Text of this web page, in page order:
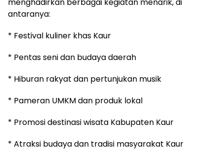
antaranya:
* Festival kuliner khas Kaur
* Pentas seni dan budaya daerah
* Hiburan rakyat dan pertunjukan musik
* Pameran UMKM dan produk lokal
* Promosi destinasi wisata Kabupaten Kaur
* Atraksi budaya dan tradisi masyarakat Kaur